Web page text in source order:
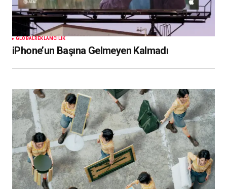
GLOBAL REKLAMCILIK
iPhone’un Başına Gelmeyen Kalmadı